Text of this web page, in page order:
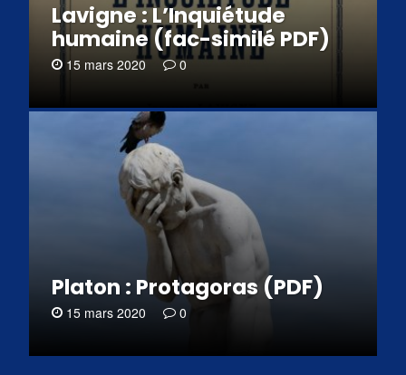
Lavigne : L’Inquiétude
humaine (fac-similé PDF)
15 mars 2020 0
Platon : Protagoras (PDF)
15 mars 2020 0